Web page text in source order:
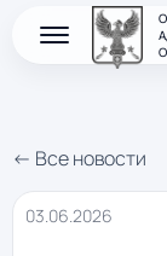
← Все новости
03.06.2026